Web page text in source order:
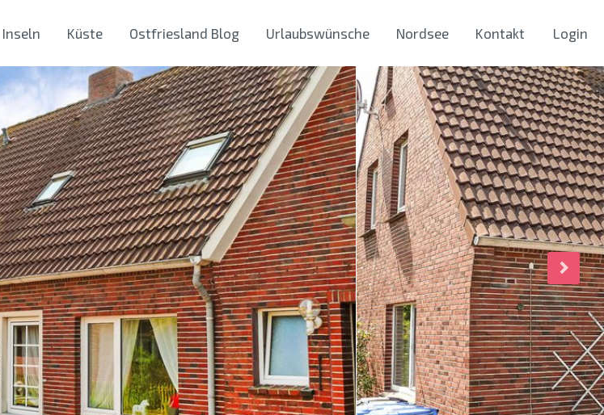
Inseln Küste Ostfriesland Blog Urlaubswünsche Nordsee Kontakt Login